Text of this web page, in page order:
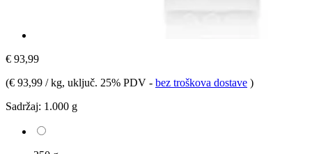
€ 93,99
(€ 93,99 / kg, uključ. 25% PDV - bez troškova dostave )
Sadržaj: 1.000 g